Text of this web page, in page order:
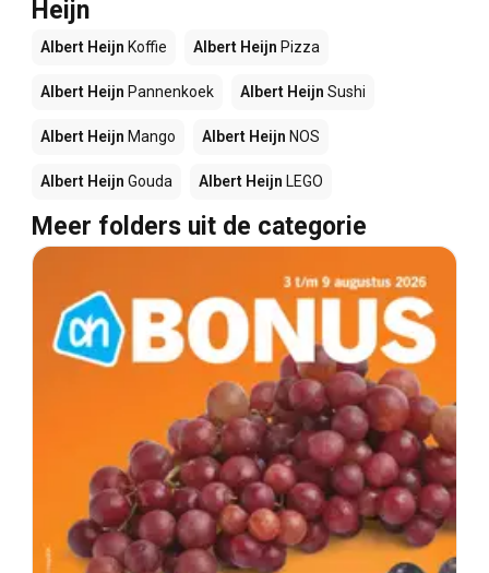
Heijn
Albert Heijn Koffie Albert Heijn Pizza
Albert Heijn Pannenkoek Albert Heijn Sushi
Albert Heijn Mango Albert Heijn NOS
Albert Heijn Gouda Albert Heijn LEGO
Meer folders uit de categorie